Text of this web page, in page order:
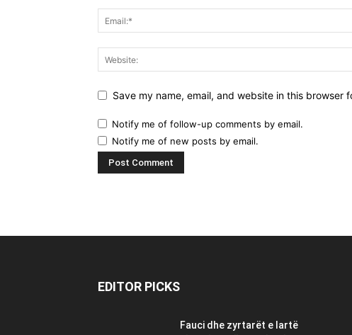
Save my name, email, and website in this browser
Notify me of follow-up comments by email.
Notify me of new posts by email.
EDITOR PICKS
Fauci dhe zyrtarët e lartë